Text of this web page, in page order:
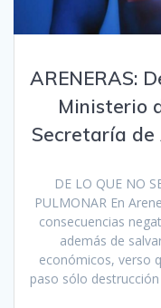
ARENERAS:
Ministerio
Secretaría de
DE LO QUE NO
PULMONAR En
consecuencias
además de
económicos, verso
paso sólo